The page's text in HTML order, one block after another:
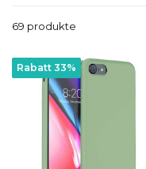
69 produkte
Rabatt 33%